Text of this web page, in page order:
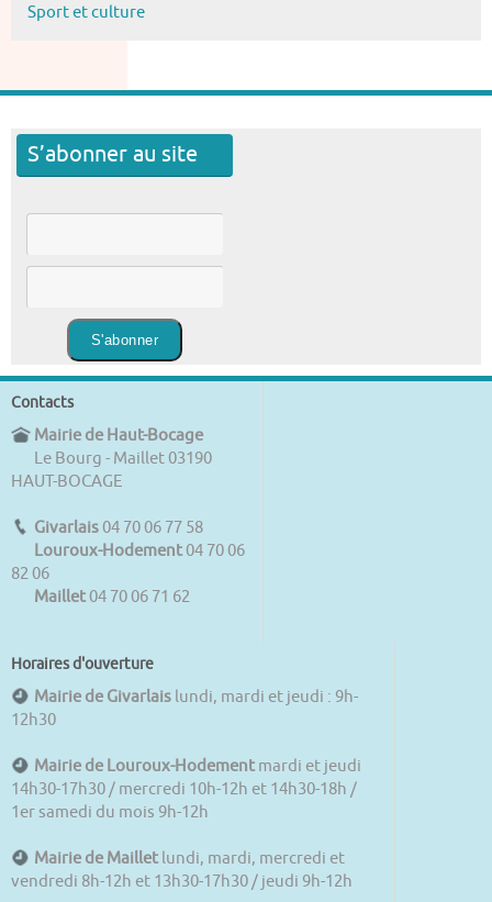
Sport et culture
S’abonner au site
Contacts
Mairie de Haut-Bocage
Le Bourg - Maillet 03190
HAUT-BOCAGE
Givarlais 04 70 06 77 58
Louroux-Hodement 04 70 06
82 06
Maillet 04 70 06 71 62
Horaires d'ouverture
Mairie de Givarlais lundi, mardi et jeudi : 9h-
12h30
Mairie de Louroux-Hodement mardi et jeudi
14h30-17h30 / mercredi 10h-12h et 14h30-18h /
1er samedi du mois 9h-12h
Mairie de Maillet lundi, mardi, mercredi et
vendredi 8h-12h et 13h30-17h30 / jeudi 9h-12h